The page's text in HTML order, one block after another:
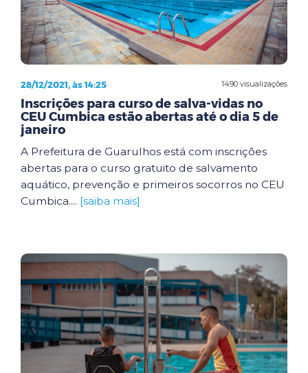
1490 visualizações
28/12/2021, às 14:25
Inscrições para curso de salva-vidas no
CEU Cumbica estão abertas até o dia 5 de
janeiro
A Prefeitura de Guarulhos está com inscrições
abertas para o curso gratuito de salvamento
aquático, prevenção e primeiros socorros no CEU
Cumbica.... [saiba mais]